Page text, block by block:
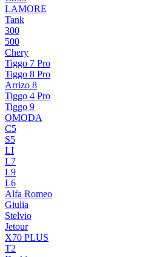
LAMORE
Tank
300
500
Chery
Tiggo 7 Pro
Tiggo 8 Pro
Arrizo 8
Tiggo 4 Pro
Tiggo 9
OMODA
C5
S5
LI
L7
L9
L6
Alfa Romeo
Giulia
Stelvio
Jetour
X70 PLUS
T2